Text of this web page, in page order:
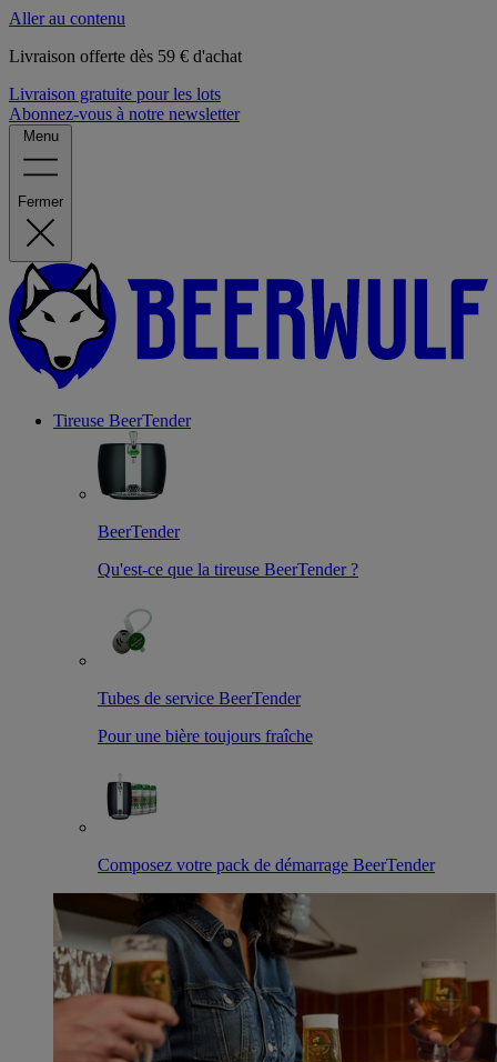
Aller au contenu
Livraison offerte dès 59 € d'achat
Livraison gratuite pour les lots
Abonnez-vous à notre newsletter
Menu
Fermer
Tireuse BeerTender
BeerTender
Qu'est-ce que la tireuse BeerTender ?
Tubes de service BeerTender
Pour une bière toujours fraîche
Composez votre pack de démarrage BeerTender